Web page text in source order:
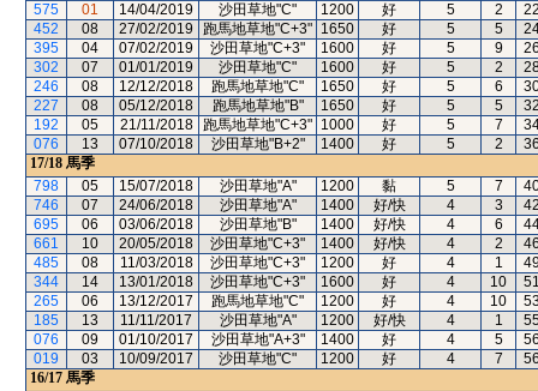
575
01 14/04/2019 沙田草地"C" 1200 好 5 2
452
08 27/02/2019 跑馬地草地"C+3" 1650 好 5 5
395
04 07/02/2019 沙田草地"C+3" 1600 好 5 9
302
07 01/01/2019 沙田草地"C" 1600 好 5 2
246
08 12/12/2018 跑馬地草地"C" 1650 好 5 6
227
08 05/12/2018 跑馬地草地"B" 1650 好 5 5
192
05 21/11/2018 跑馬地草地"C+3" 1000 好 5 7
076
13 07/10/2018 沙田草地"B+2" 1400 好 5 2
17/18 馬季
798
05 15/07/2018 沙田草地"A" 1200 黏 5 7
746
07 24/06/2018 沙田草地"A" 1400 好/快 4 3
695
06 03/06/2018 沙田草地"B" 1400 好/快 4 6
661
10 20/05/2018 沙田草地"C+3" 1400 好/快 4 2
485
08 11/03/2018 沙田草地"C+3" 1200 好 4 1
344
14 13/01/2018 沙田草地"C+3" 1600 好 4 10
265
06 13/12/2017 跑馬地草地"C" 1200 好 4 10
185
13 11/11/2017 沙田草地"A" 1200 好/快 4 1
076
09 01/10/2017 沙田草地"A+3" 1400 好 4 5
019
03 10/09/2017 沙田草地"C" 1200 好 4 7
16/17 馬季